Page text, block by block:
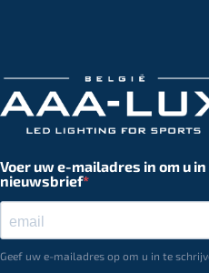
Voer uw e-mailadres in om u
nieuwsbrief
Geef uw e-mailadres op om u in te